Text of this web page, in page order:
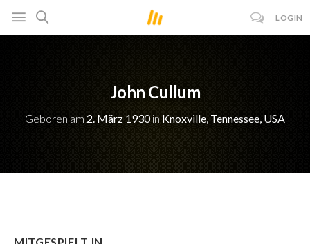
LOGIN
John Cullum
Geboren am 2. März 1930in Knoxville, Tennessee, USA
MITGESPIELT IN